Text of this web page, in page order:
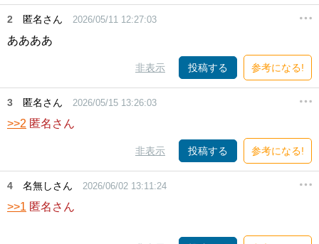
2 匿名さん 2026/05/11 12:27:03
ああああ
非表示 投稿する 参考になる!
3 匿名さん 2026/05/15 13:26:03
>>2 匿名さん
非表示 投稿する 参考になる!
4 名無しさん 2026/06/02 13:11:24
>>1 匿名さん